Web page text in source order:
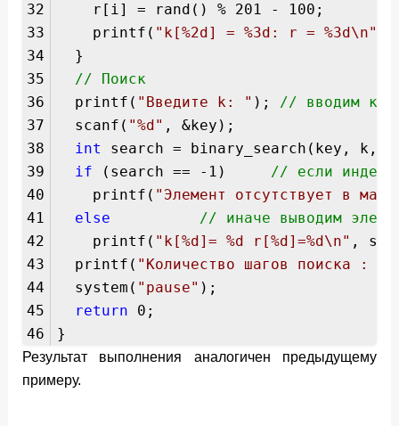
32
33
34
35
36
37
38
39
40
41
42
43
44
45
46
r[i] = rand() % 201 - 100;
printf( "k[%2d] = %3d: r = %3d\n"
}
// Поиск
printf( "Введите k: " ); // вводим
scanf( "%d" , &key);
int
search = binary_search(key,
if (search == -1) // если индекс
printf( "Элемент отсутствует в
else
// иначе выводим
printf( "k[%d]= %d r[%d]=%d\n" ,
printf( "Количество шагов поиска : %
system( "pause" );
return 0;
}
Результат выполнения аналогичен предыдущему
примеру.